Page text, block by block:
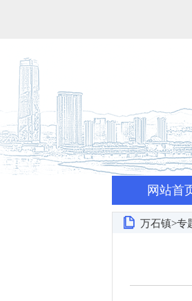
网站首
万石镇>专